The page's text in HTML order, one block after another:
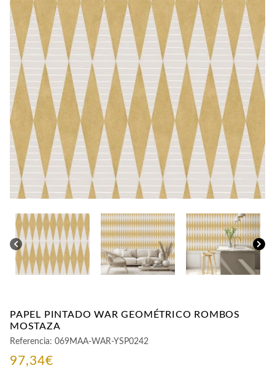
CONTACTO
PAPEL PINTADO WAR GEOMÉTRICO ROMBOS
MOSTAZA
Referencia: 069MAA-WAR-YSP0242
97,34€